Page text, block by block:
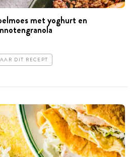
met yoghurt en
DIT RECEPT